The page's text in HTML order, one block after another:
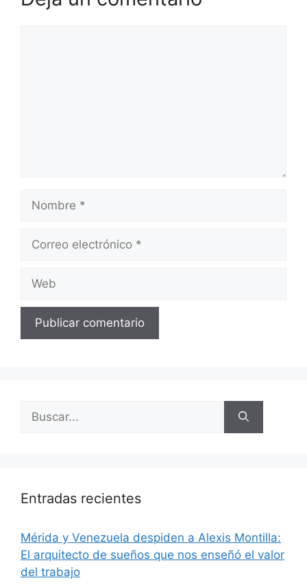
Entradas recientes
​Mérida y Venezuela despiden a Alexis Montilla:
El arquitecto de sueños que nos enseñó el valor
del trabajo